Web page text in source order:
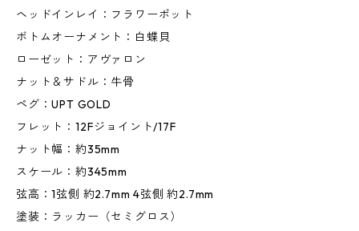
ヘッドインレイ：フラワーポット
ボトムオーナメント：白蝶貝
ローゼット：アヴァロン
ナット＆サドル：牛骨
ペグ：UPT GOLD
フレット：12Fジョイント/17F
ナット幅：約35mm
スケール：約345mm
弦高：1弦側 約2.7mm 4弦側 約2.7mm
塗装：ラッカー（セミグロス）